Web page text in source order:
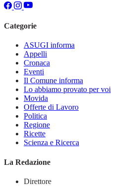
Categorie
ASUGI informa
Appelli
Cronaca
Eventi
Il Comune informa
Lo abbiamo provato per voi
Movida
Offerte di Lavoro
Politica
Regione
Ricette
Scienza e Ricerca
La Redazione
Direttore